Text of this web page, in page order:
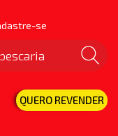
se
QUERO REVENDER